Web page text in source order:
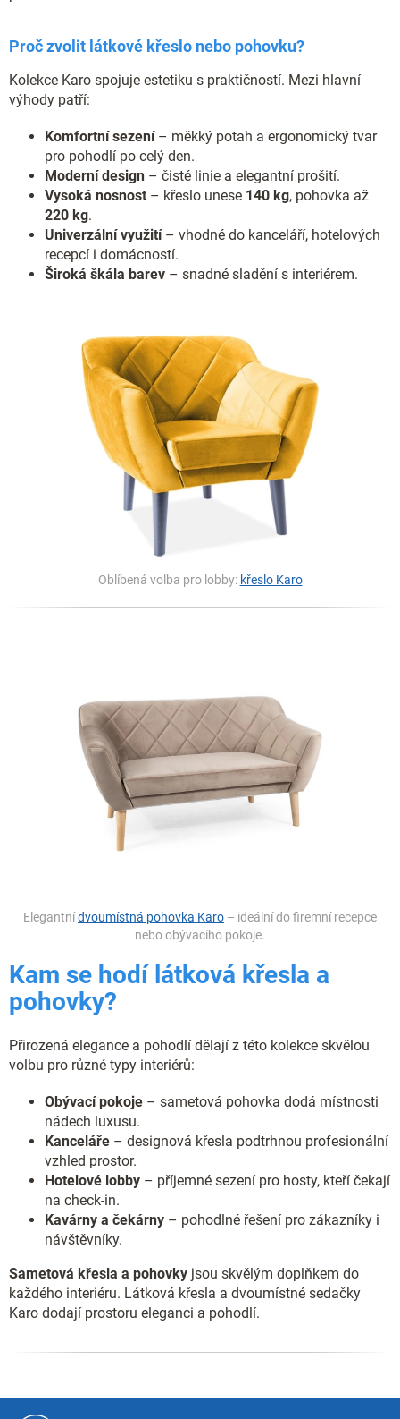
Proč zvolit látkové křeslo nebo pohovku?
Kolekce Karo spojuje estetiku s praktičností. Mezi hlavní
výhody patří:
Komfortní sezení– měkký potah a ergonomický tvar
pro pohodlí po celý den.
Moderní design – čisté linie a elegantní prošití.
Vysoká nosnost – křeslo unese 140 kg, pohovka až
220 kg.
Univerzální využití– vhodné do kanceláří, hotelových
recepcí i domácností.
Široká škála barev – snadné sladění s interiérem.
Oblíbená volba pro lobby: křeslo Karo
Elegantnídvoumístná pohovka Karo – ideální do firemní recepce
nebo obývacího pokoje.
Kam se hodí látková křesla a
pohovky?
Přirozená elegance a pohodlí dělají z této kolekce skvělou
volbu pro různé typy interiérů:
Obývací pokoje – sametová pohovka dodá místnosti
nádech luxusu.
Kanceláře – designová křesla podtrhnou profesionální
vzhled prostor.
Hotelové lobby – příjemné sezení pro hosty, kteří čekají
na check-in.
Kavárny a čekárny – pohodlné řešení pro zákazníky i
návštěvníky.
Sametová křesla a pohovky jsou skvělým doplňkem do
každého interiéru. Látková křesla a dvoumístné sedačky
Karo dodají prostoru eleganci a pohodlí.